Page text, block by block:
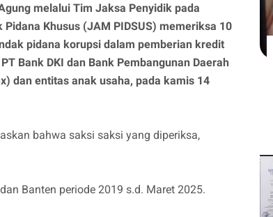
melalui Tim Jaksa Penyidik pada
Khusus (JAM PIDSUS) memeriksa 10
pidana korupsi dalam pemberian kredit
Bank DKI dan Bank Pembangunan Daerah
dan entitas anak usaha, pada kamis 14
bahwa saksi saksi yang diperiksa,
Banten periode 2019 s.d. Maret 2025.